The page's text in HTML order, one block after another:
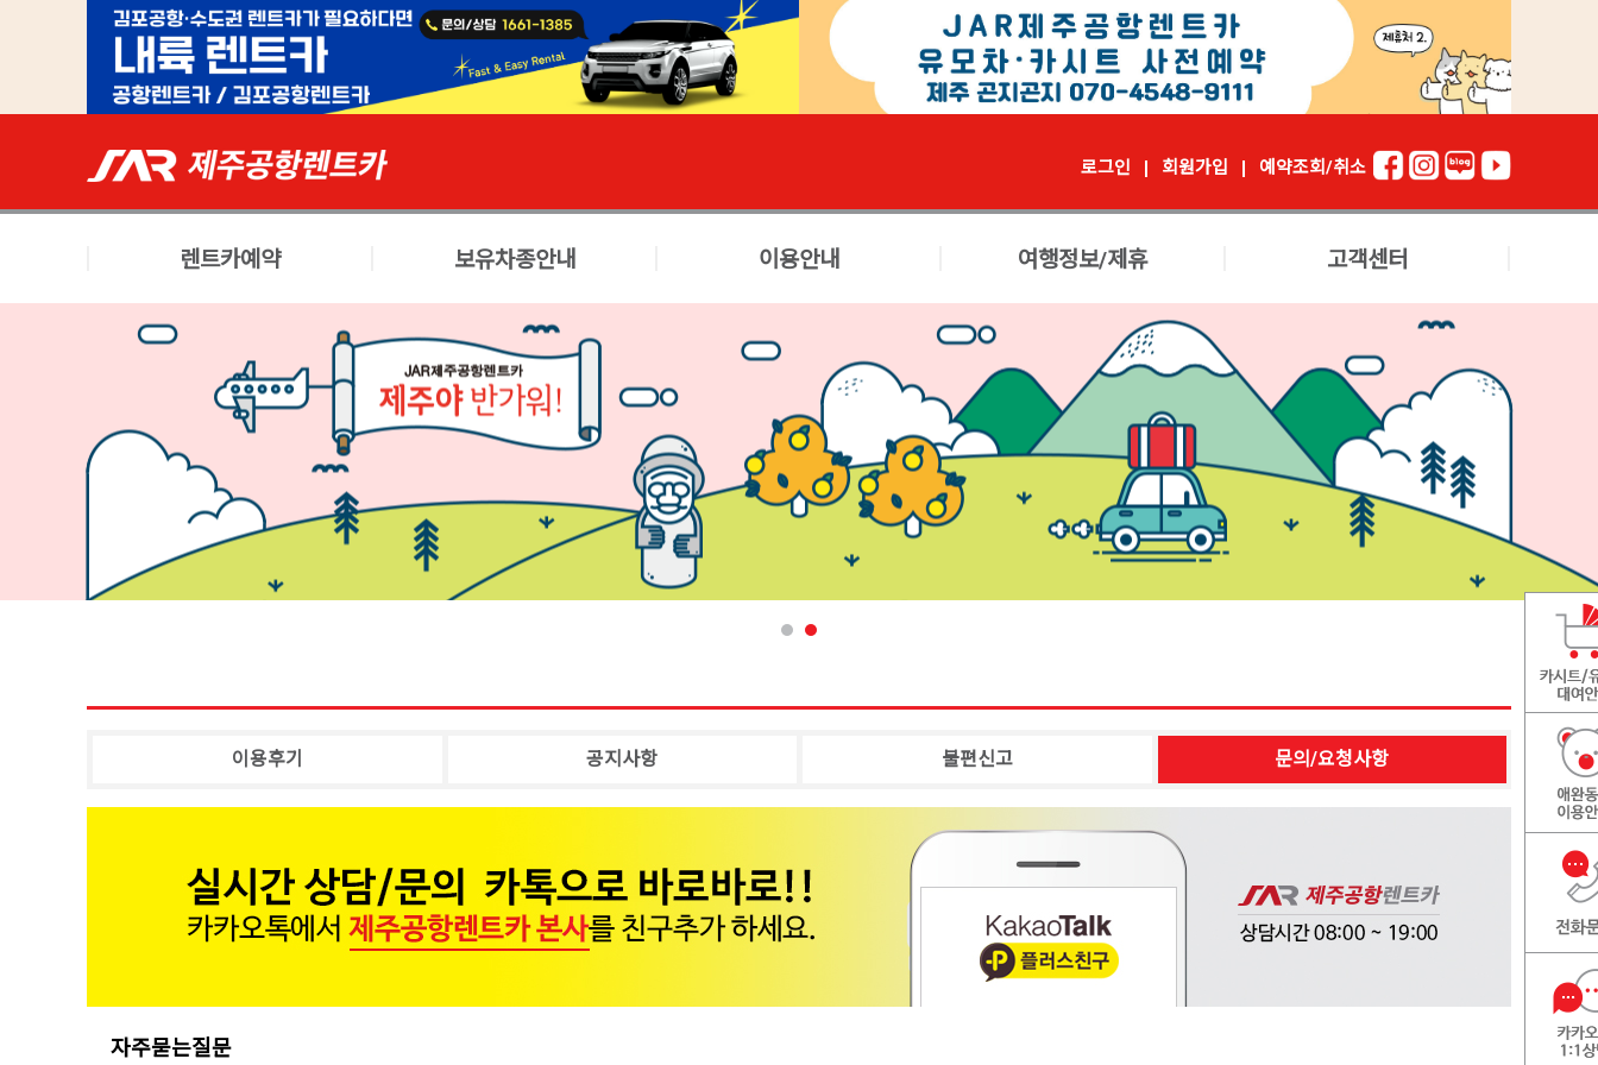
로그인 회원가입 예약조회/취소
렌트카예약 보유차종안내 이용안내 여행정보/제휴 고객센터
이용후기 공지사항 불편신고 문의/요청사항
자주묻는질문